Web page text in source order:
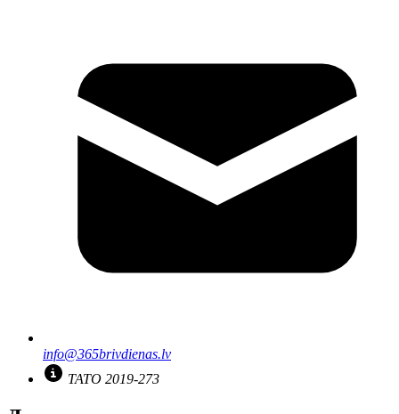
info@365brivdienas.lv
TATO 2019-273